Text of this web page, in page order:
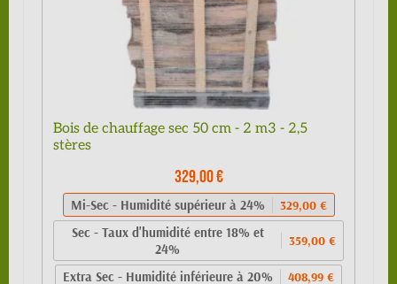
Bois de chauffage sec 50 cm - 2 m3 - 2,5
stères
329,00 €
Mi-Sec - Humidité supérieur à 24% 329,00 €
Sec - Taux d'humidité entre 18% et
24%
359,00 €
Extra Sec - Humidité inférieure à 20% 408,99 €